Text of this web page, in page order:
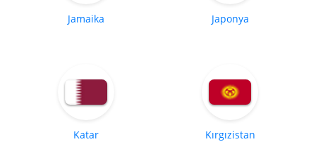
Jamaika Japonya
Katar Kırgızistan